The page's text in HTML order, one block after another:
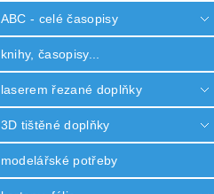
ABC - celé časopisy
knihy, časopisy...
laserem řezané doplňky
3D tištěné doplňky
modelářské potřeby